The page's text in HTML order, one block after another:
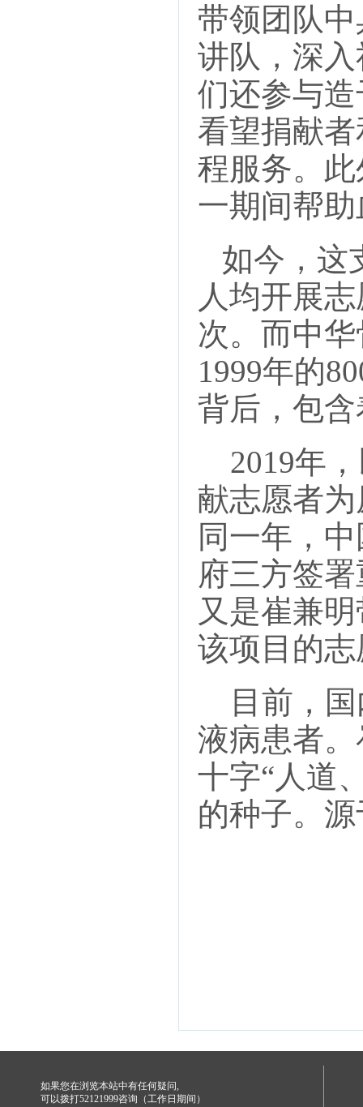
带领团队
讲队，深
们还参与
看望捐献
程服务。
一期间帮
如今，这
人均开展
次。而中
1999年的
背后，包
2019年，
献志愿者
同一年，
府三方签
又是崔兼
该项目的
目前，国
液病患者
十字“人道
的种子。
如果您在浏览本站中有任何疑问,
可以拨打52121999咨询（工作日期间）